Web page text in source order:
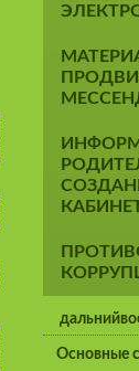
Основные